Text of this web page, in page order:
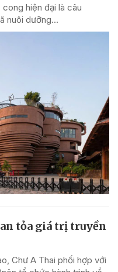
hiện đại là câu
nuôi dưỡng...
tỏa giá trị truyền
Chư A Thai phối hợp với